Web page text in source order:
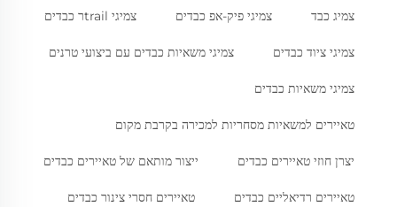
צמיג כבד צמיגי פיק-אפ כבדים צמיגי trailר כבדים
צמיגי ציוד כבדים צמיגי משאיות כבדים עם ביצועי טרנים
צמיגי משאיות כבדים
טאיירים למשאיות מסחריות למכירה בקרבת מקום
יצרן חוזי טאיירים כבדים ייצור מותאם של טאיירים כבדים
טאיירים רדיאליים כבדים טאיירים חסרי צינור כבדים